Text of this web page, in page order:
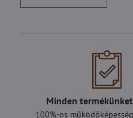
Minden
100%-os